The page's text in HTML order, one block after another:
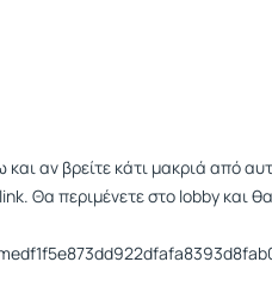
αν βρείτε κάτι μακριά από
Θα περιμένετε στο lobby και